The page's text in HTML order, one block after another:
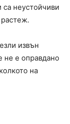
неустойчиви
извън
не е оправдано
на